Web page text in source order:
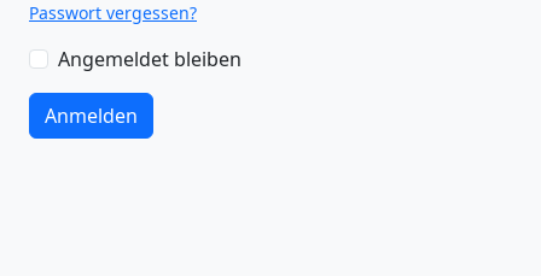
Passwort vergessen?
Angemeldet bleiben
Anmelden